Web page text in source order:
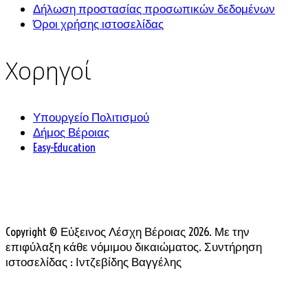
Δήλωση προστασίας προσωπικών δεδομένων
Όροι χρήσης ιστοσελίδας
Χορηγοί
Υπουργείο Πολιτισμού
Δήμος Βέροιας
Easy-Education
Copyright © Εύξεινος Λέσχη Βέροιας 2026. Με την
επιφύλαξη κάθε νόμιμου δικαιώματος. Συντήρηση
ιστοσελίδας : Ιντζεβίδης Βαγγέλης